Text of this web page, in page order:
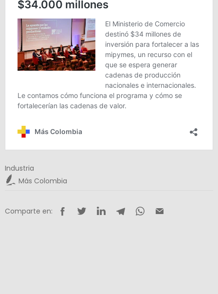
Industria
Más Colombia
Comparte en: